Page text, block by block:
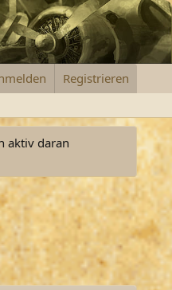
Registrieren
aktiv daran